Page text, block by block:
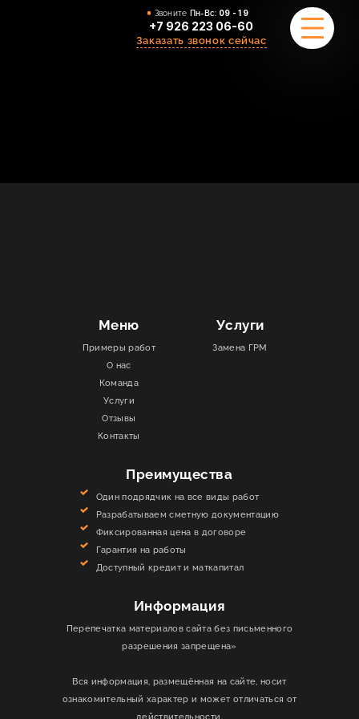
Звоните Пн-Вс: 09 - 19
+7 926 223 06-60
Заказать звонок сейчас
КОНТАКТЫМеню
Примеры работ
О нас
Команда
Услуги
Отзывы
Контакты
Услуги
Замена ГРМ
Преимущества
Один подрядчик на все виды работ
Разрабатываем сметную документацию
Фиксированная цена в договоре
Гарантия на работы
Доступный кредит и маткапитал
Информация
Перепечатка материалов сайта без письменного
разрешения запрещена»
Вся информация, размещённая на сайте, носит
ознакомительный характер и может отличаться от
действительности.